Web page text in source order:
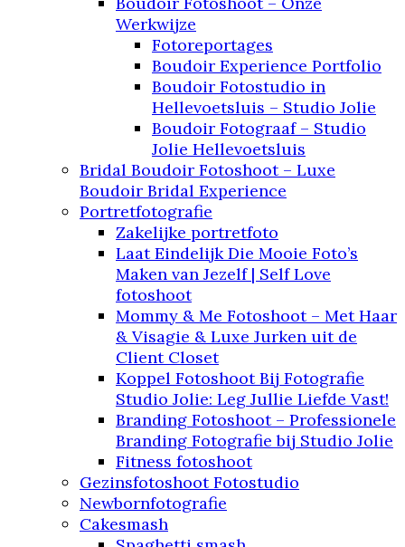
Werkwijze
Fotoreportages
Boudoir Experience Portfolio
Boudoir Fotostudio in
Hellevoetsluis – Studio Jolie
Boudoir Fotograaf – Studio
Jolie Hellevoetsluis
Bridal Boudoir Fotoshoot – Luxe
Boudoir Bridal Experience
Portretfotografie
Zakelijke portretfoto
Laat Eindelijk Die Mooie Foto’s
Maken van Jezelf | Self Love
fotoshoot
Mommy & Me Fotoshoot – Met Haar
& Visagie & Luxe Jurken uit de
Client Closet
Koppel Fotoshoot Bij Fotografie
Studio Jolie: Leg Jullie Liefde Vast!
Branding Fotoshoot – Professionele
Branding Fotografie bij Studio Jolie
Fitness fotoshoot
Gezinsfotoshoot Fotostudio
Newbornfotografie
Cakesmash